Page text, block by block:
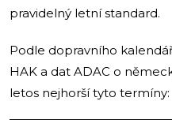
pravidelný letní standard.
Podle dopravního
HAK a dat ADAC o
letos nejhorší tyto termíny: